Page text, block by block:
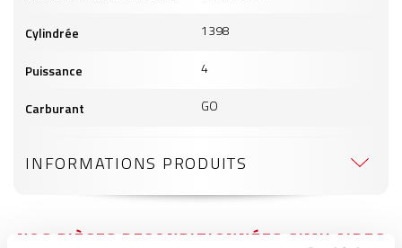
Cylindrée 1398
Puissance 4
Carburant GO
INFORMATIONS PRODUITS
NOS PIÈCES RECONDITIONNÉES SIMILAIRES